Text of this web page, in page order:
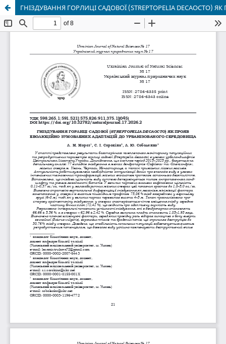
ГНІЗДУВАННЯ ГОРЛИЦІ САДОВОЇ (STREPTOPELIA